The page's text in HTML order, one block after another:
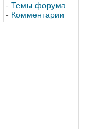
- Темы форума
- Комментарии